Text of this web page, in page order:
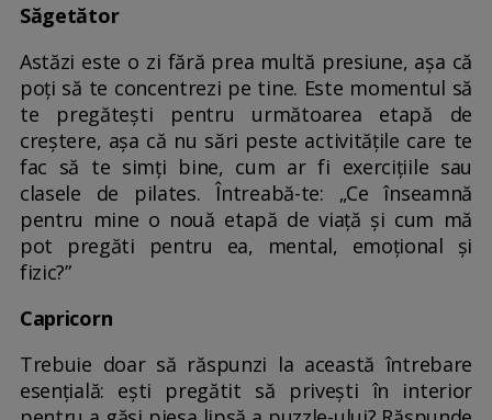
Săgetător
Astăzi este o zi fără prea multă presiune, așa că
poți să te concentrezi pe tine. Este momentul să
te pregătești pentru următoarea etapă de
creștere, așa că nu sări peste activitățile care te
fac să te simți bine, cum ar fi exercițiile sau
clasele de pilates. Întreabă-te: „Ce înseamnă
pentru mine o nouă etapă de viață și cum mă
pot pregăti pentru ea, mental, emoțional și
fizic?”
Capricorn
Trebuie doar să răspunzi la această întrebare
esențială: ești pregătit să privești în interior